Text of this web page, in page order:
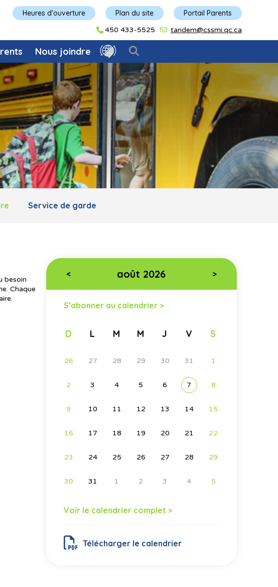
Plan du site Portail Parents
Heures d'ouverture
450 433-5525 tandem@cssmi.qc.ca
Nous joindre
Service de garde
besoin
Chaque
< août 2026 >
S’abonner au calendrier >
D L M M J V S
26 27 28 29 30 31 1
2 3 4 5 6 7 8
9 10 11 12 13 14 15
16 17 18 19 20 21 22
23 24 25 26 27 28 29
30 31 1 2 3 4 5
Voir le calendrier complet >
Télécharger le calendrier